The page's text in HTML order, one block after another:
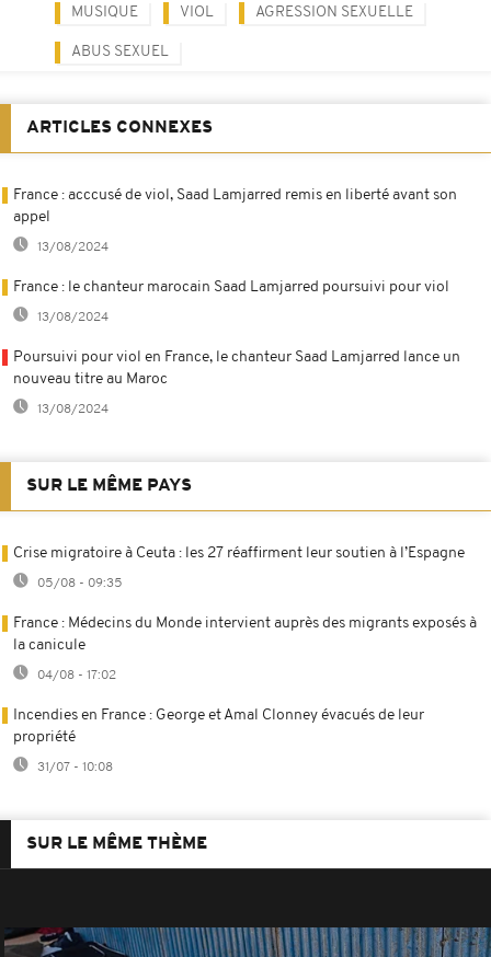
MUSIQUE VIOL AGRESSION SEXUELLE
ABUS SEXUEL
ARTICLES CONNEXES
France : acccusé de viol, Saad Lamjarred remis en liberté avant son
appel
13/08/2024
France : le chanteur marocain Saad Lamjarred poursuivi pour viol
13/08/2024
Poursuivi pour viol en France, le chanteur Saad Lamjarred lance un
nouveau titre au Maroc
13/08/2024
SUR LE MÊME PAYS
Crise migratoire à Ceuta : les 27 réaffirment leur soutien à l’Espagne
05/08 - 09:35
France : Médecins du Monde intervient auprès des migrants exposés à
la canicule
04/08 - 17:02
Incendies en France : George et Amal Clonney évacués de leur
propriété
31/07 - 10:08
SUR LE MÊME THÈME